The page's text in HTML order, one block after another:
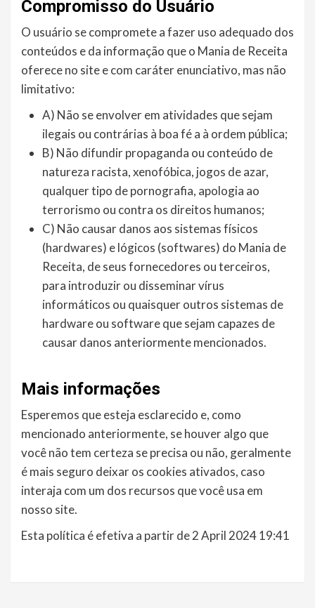
Compromisso do Usuário
O usuário se compromete a fazer uso adequado dos
conteúdos e da informação que o Mania de Receita
oferece no site e com caráter enunciativo, mas não
limitativo:
A) Não se envolver em atividades que sejam
ilegais ou contrárias à boa fé a à ordem pública;
B) Não difundir propaganda ou conteúdo de
natureza racista, xenofóbica, jogos de azar,
qualquer tipo de pornografia, apologia ao
terrorismo ou contra os direitos humanos;
C) Não causar danos aos sistemas físicos
(hardwares) e lógicos (softwares) do Mania de
Receita, de seus fornecedores ou terceiros,
para introduzir ou disseminar vírus
informáticos ou quaisquer outros sistemas de
hardware ou software que sejam capazes de
causar danos anteriormente mencionados.
Mais informações
Esperemos que esteja esclarecido e, como
mencionado anteriormente, se houver algo que
você não tem certeza se precisa ou não, geralmente
é mais seguro deixar os cookies ativados, caso
interaja com um dos recursos que você usa em
nosso site.
Esta política é efetiva a partir de 2 April 2024 19:41